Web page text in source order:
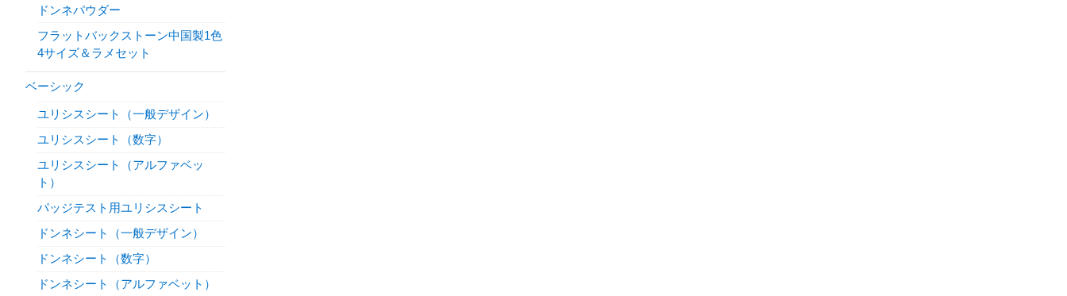
ドンネパウダー
フラットバックストーン中国製1色
4サイズ＆ラメセット
ベーシック
ユリシスシート（一般デザイン）
ユリシスシート（数字）
ユリシスシート（アルファベッ
ト）
パッジテスト用ユリシスシート
ドンネシート（一般デザイン）
ドンネシート（数字）
ドンネシート（アルファベット）